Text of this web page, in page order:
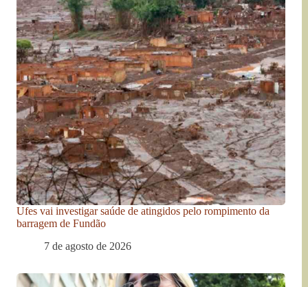
Ufes vai investigar saúde de atingidos pelo rompimento da
barragem de Fundão
7 de agosto de 2026